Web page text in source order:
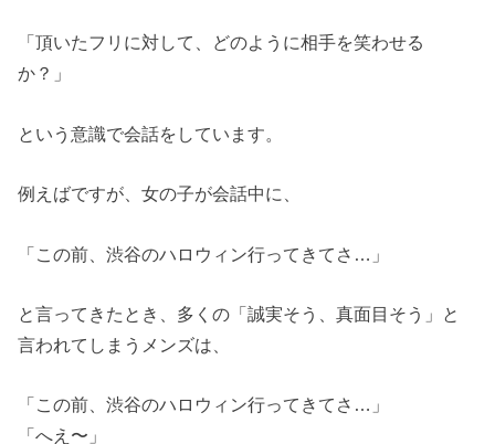
「頂いたフリに対して、どのように相手を笑わせる
か？」
という意識で会話をしています。
例えばですが、女の子が会話中に、
「この前、渋谷のハロウィン行ってきてさ…」
と言ってきたとき、多くの「誠実そう、真面目そう」と
言われてしまうメンズは、
「この前、渋谷のハロウィン行ってきてさ…」
「へえ〜」